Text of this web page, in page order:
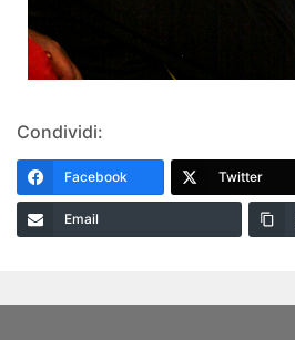
Condividi:
Facebook Twitter
Email